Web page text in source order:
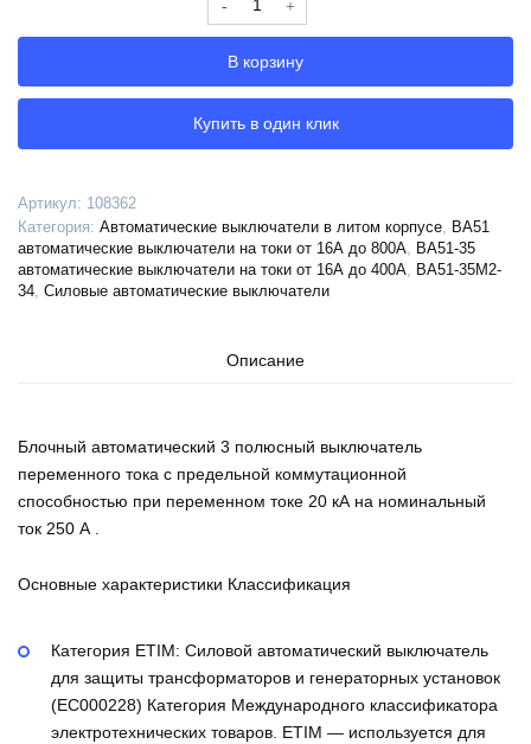
Выключатель
ВА51-
35М2-
340016-
250А-3000-
КЭАЗ,
108362
В корзину
Купить в один клик
Артикул: 108362
Категория: Автоматические выключатели в литом корпусе
ВА51
автоматические выключатели на токи от 16А до 800А
ВА51-35
автоматические выключатели на токи от 16А до 400А
ВА51-35М2-
34 Силовые автоматические выключатели
Описание
Блочный автоматический 3 полюсный выключатель
переменного тока с предельной коммутационной
способностью при переменном токе 20 кА на номинальный
ток 250 А .
Основные характеристики Классификация
Категория ETIM: Силовой автоматический выключатель
для защиты трансформаторов и генераторных установок
(EC000228) Категория Международного классификатора
электротехнических товаров. ETIM — используется для